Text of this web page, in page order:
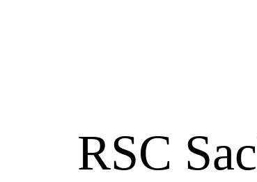
RSC